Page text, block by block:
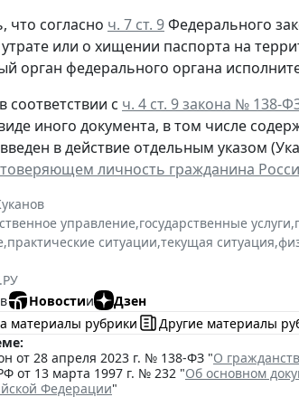
что согласно ч. 7 ст. 9Федерального
или о хищении паспорта на
орган федерального органа
с ч. 4 ст. 9 закона № 138-
иного документа, в том числе
в действие отдельным указом
личность гражданина
управление,государственные услуги,
,практические ситуации,текущая ситуация,
Новостии
Дзен
материалы рубрики
Другие материалы
от 28 апреля 2023 г. № 138-ФЗ "О
от 13 марта 1997 г. № 232 "Об основном
Федерации"